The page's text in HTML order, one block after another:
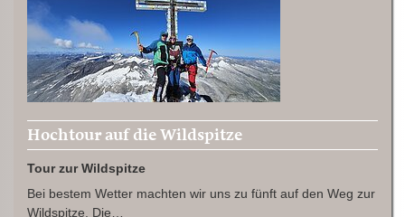
Hochtour auf die Wildspitze
Tour zur Wildspitze
Bei bestem Wetter machten wir uns zu fünft auf den Weg zur
Wildspitze. Die…